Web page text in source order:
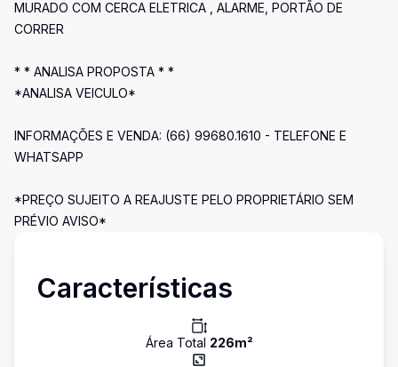
MURADO COM CERCA ELETRICA , ALARME, PORTÃO DE
CORRER
* * ANALISA PROPOSTA * *
*ANALISA VEICULO*
INFORMAÇÕES E VENDA: (66) 99680.1610 - TELEFONE E
WHATSAPP
*PREÇO SUJEITO A REAJUSTE PELO PROPRIETÁRIO SEM
PRÉVIO AVISO*
Características
Área Total 226m²